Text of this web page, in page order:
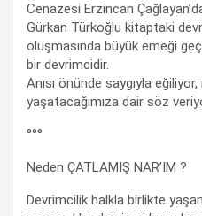
Cenazesi Erzincan
Gürkan Türkoğlu kitaptaki
oluşmasında büyük emeği
bir devrimcidir.
Anısı önünde saygıyla
yaşatacağımıza dair söz
°°°
Neden ÇATLAMIŞ NAR’IM ?
Devrimcilik halkla birlikte